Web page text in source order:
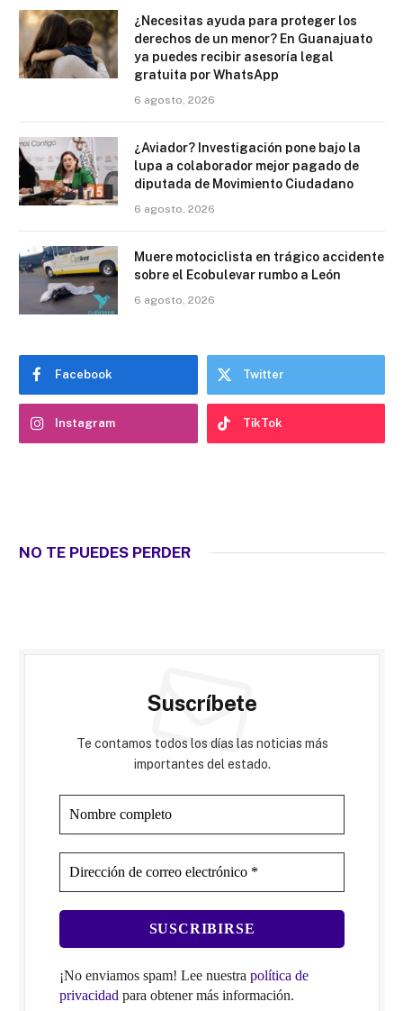
¿Necesitas ayuda para proteger los
derechos de un menor? En Guanajuato
ya puedes recibir asesoría legal
gratuita por WhatsApp
6 agosto, 2026
¿Aviador? Investigación pone bajo la
lupa a colaborador mejor pagado de
diputada de Movimiento Ciudadano
6 agosto, 2026
Muere motociclista en trágico accidente
sobre el Ecobulevar rumbo a León
6 agosto, 2026
Facebook Twitter
Instagram TikTok
NO TE PUEDES PERDER
Suscríbete
Te contamos todos los días las noticias más
importantes del estado.
¡No enviamos spam! Lee nuestra política de
privacidad para obtener más información.